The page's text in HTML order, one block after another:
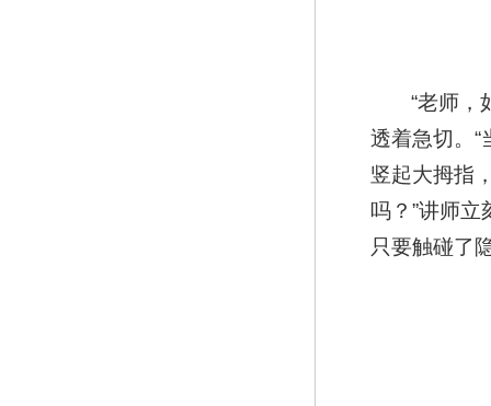
“老师，
透着急切。
竖起大拇指
吗？”讲师
只要触碰了